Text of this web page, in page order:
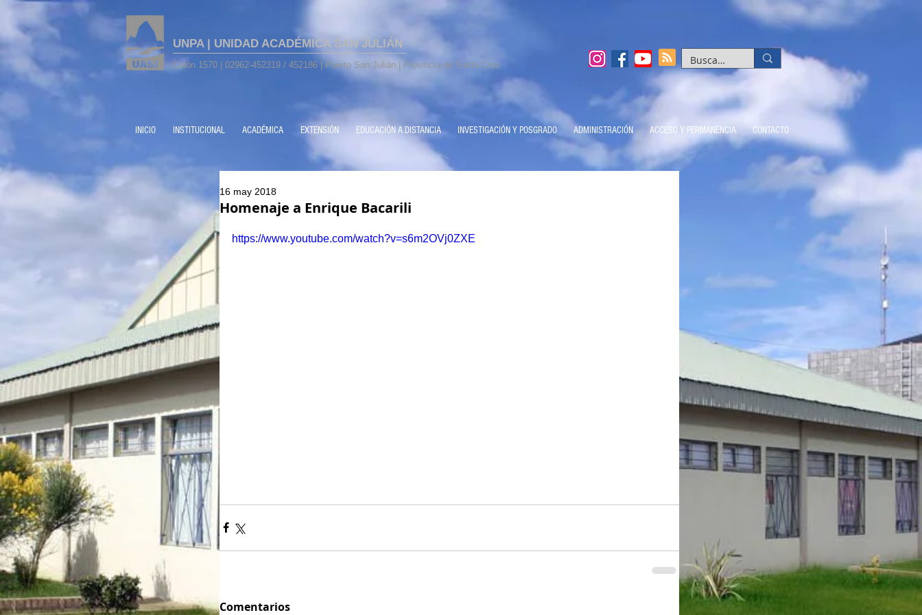
UNPA | UNIDAD ACADÉMICA SAN JULIÁN
Colón 1570 | 02962-452319 / 452186 | Puerto San Julián | Provincia de Santa Cruz
INICIO INSTITUCIONAL ACADÉMICA EXTENSIÓN EDUCACIÓN A DISTANCIA INVESTIGACIÓN Y POSGRADO ADMINISTRACIÓN ACCESO Y PERMANENCIA CONTACTO
Homenaje a Enrique Bacarili
16 may 2018
https://www.youtube.com/watch?v=s6m2OVj0ZXE
Comentarios